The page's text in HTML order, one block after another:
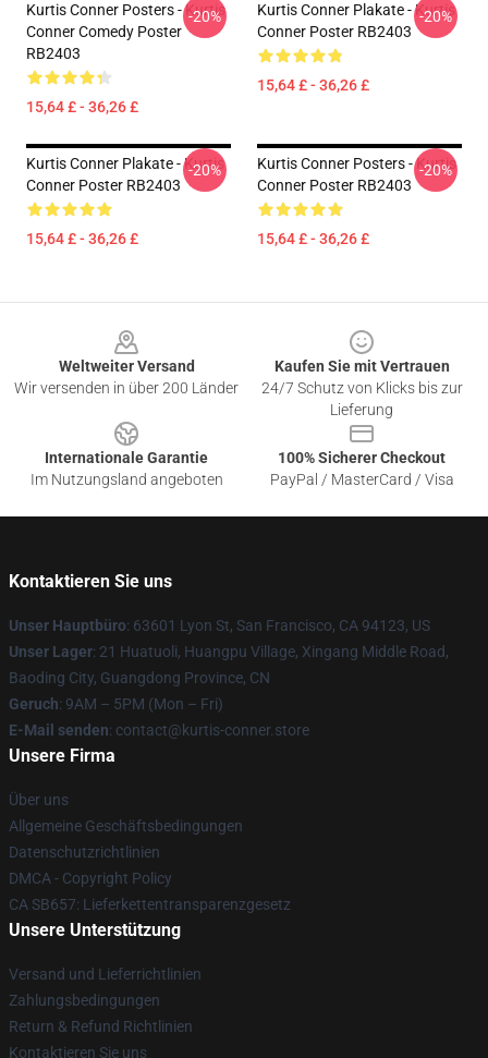
Kurtis Conner Posters - Kurtis
Conner Comedy Poster
RB2403
15,64 £ - 36,26 £
-20%
Kurtis Conner Plakate - Kurtis
Conner Poster RB2403
15,64 £ - 36,26 £
-20%
Kurtis Conner Plakate - Kurtis
Conner Poster RB2403
15,64 £ - 36,26 £
-20%
Kurtis Conner Posters - Kurtis
Conner Poster RB2403
15,64 £ - 36,26 £
-20%
Weltweiter Versand
Wir versenden in über 200 Länder
Kaufen Sie mit Vertrauen
24/7 Schutz von Klicks bis zur
Lieferung
Internationale Garantie
Im Nutzungsland angeboten
100% Sicherer Checkout
PayPal / MasterCard / Visa
Kontaktieren Sie uns
Unser Hauptbüro: 63601 Lyon St, San Francisco, CA 94123, US
Unser Lager: 21 Huatuoli, Huangpu Village, Xingang Middle Road,
Baoding City, Guangdong Province, CN
Geruch: 9AM – 5PM (Mon – Fri)
E-Mail senden: contact@kurtis-conner.store
Unsere Firma
Über uns
Allgemeine Geschäftsbedingungen
Datenschutzrichtlinien
DMCA - Copyright Policy
CA SB657: Lieferkettentransparenzgesetz
Unsere Unterstützung
Versand und Lieferrichtlinien
Zahlungsbedingungen
Return & Refund Richtlinien
Kontaktieren Sie uns